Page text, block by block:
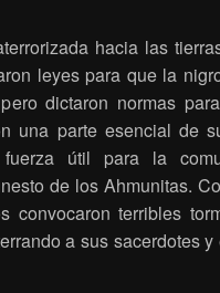
hacia las
leyes para que la
dictaron normas
una parte esencial de
útil para la
de los Ahmunitas.
terribles
a sus sacerdotes